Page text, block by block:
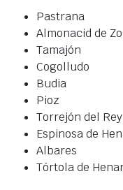
Pastrana
Almonacid de
Tamajón
Cogolludo
Budia
Pioz
Torrejón del Rey
Espinosa de
Albares
Tórtola de